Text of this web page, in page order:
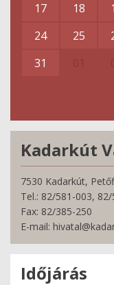
17
18
24
25
31
Kadarkút
7530 Kadarkút,
Tel.: 82/581-003,
Fax: 82/385-250
E-mail:
Időjárás